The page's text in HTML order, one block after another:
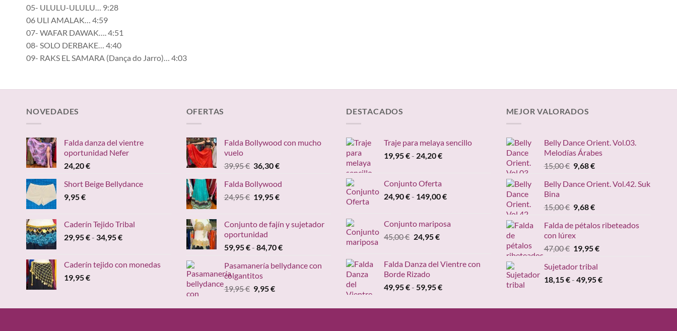
05- ULULU-ULULU… 9:28
06 ULI AMALAK… 4:59
07- WAFAR DAWAK…. 4:51
08- SOLO DERBAKE… 4:40
09- RAKS EL SAMARA (Dança do Jarro)… 4:03
NOVEDADES
Falda danza del vientre
oportunidad Nefer
24,20€
Short Beige Bellydance
9,95€
Caderín Tejido Tribal
29,95€- 34,95€Rango
desde
Caderín tejido con monedas
19,95€
OFERTAS
Falda Bollywood con mucho
vuelo
39,95€ El
original
era:
36,30€El
actual
es:
Falda Bollywood
24,95€ El
era:
24,95 €.
19,95€El
es:
Conjunto de fajín y sujetador
oportunidad
59,95€- 84,70€Rango
precios:
84,70 €
Pasamanería bellydance con
colgantitos
19,95€ El
original
9,95€El
actual
DESTACADOS
Traje para melaya sencillo
19,95€- 24,20€Rango
19,95 €
Conjunto Oferta
24,90€- 149,00€Rango
desde
149,00 €
Conjunto mariposa
45,00€ El
era:
45,00 €.
24,95€El
es:
Falda Danza del Vientre con
Borde Rizado
49,95€- 59,95€Rango
precios:
MEJOR VALORADOS
Belly Dance Orient. Vol.03.
Melodías Árabes
15,00€ El
original
15,00 €.
9,68€El
actual
9,68 €.
Belly Dance Orient. Vol.42. Suk
Bina
15,00€ El
original
era:
15,00 €.
9,68€El
actual
9,68 €.
Falda de pétalos ribeteados
con lúrex
47,00€ El
original
era:
19,95€El
es:
Sujetador tribal
18,15€- 49,95€Rango
desde